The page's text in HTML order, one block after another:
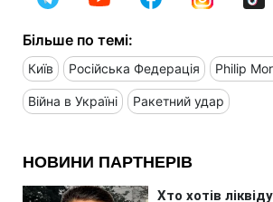
Більше по темі:
Київ Російська Федерація Philip
Війна в Україні Ракетний удар